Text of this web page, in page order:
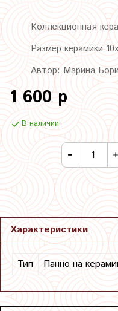
Коллекционная
Размер керамики
Автор: Марина
1 600 р
В наличии
Характеристики
Тип Панно на